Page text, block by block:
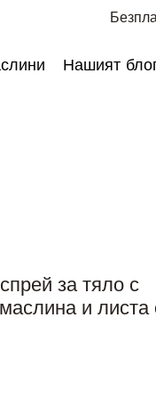
Нашият
за тяло с
и листа